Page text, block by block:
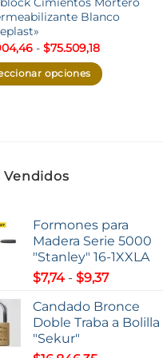
Blanco
- $75.509,18Rango
precios:
desde
opciones
Vendidos
Formones para
Madera Serie 5000
"Stanley" 16-1XXLA
$7,74 - $9,37Rango
precios:
desde
Candado Bronce
Doble Traba a Bolilla
"Sekur"